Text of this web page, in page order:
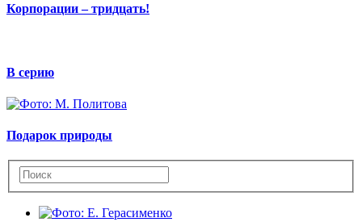
Корпорации – тридцать!
В серию
Подарок природы